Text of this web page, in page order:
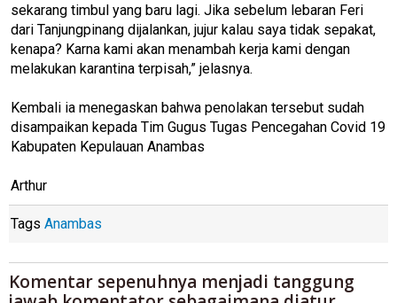
sekarang timbul yang baru lagi. Jika sebelum lebaran Feri
dari Tanjungpinang dijalankan, jujur kalau saya tidak sepakat,
kenapa? Karna kami akan menambah kerja kami dengan
melakukan karantina terpisah,” jelasnya.
Kembali ia menegaskan bahwa penolakan tersebut sudah
disampaikan kepada Tim Gugus Tugas Pencegahan Covid 19
Kabupaten Kepulauan Anambas
Arthur
Tags Anambas
Komentar sepenuhnya menjadi tanggung